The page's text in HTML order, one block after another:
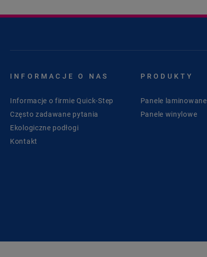
INFORMACJE O NAS
Informacje o firmie Quick-Step
Często zadawane pytania
Ekologiczne podłogi
Kontakt
PRODUKTY
Panele laminowane
Panele winylowe